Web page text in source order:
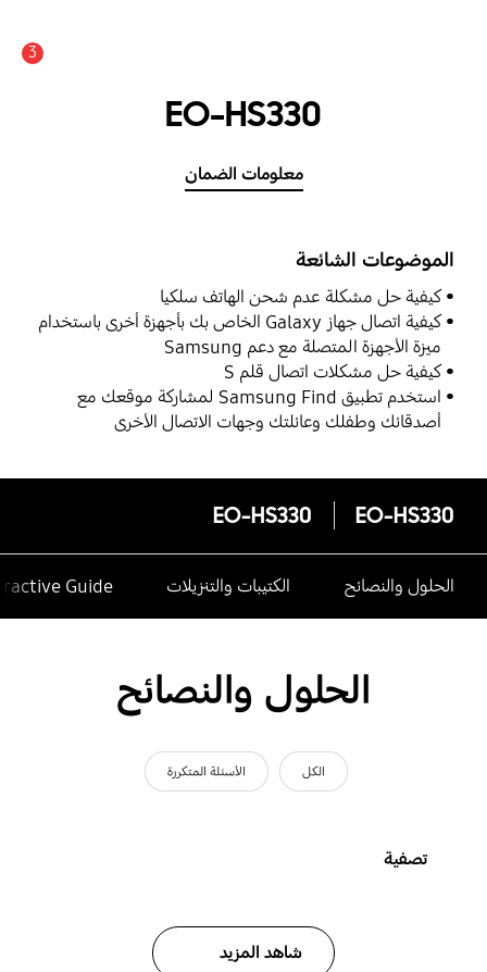
3
EO-HS330
معلومات الضمان
الموضوعات الشائعة
كيفية حل مشكلة عدم شحن الهاتف سلكيا
كيفية اتصال جهاز Galaxy الخاص بك بأجهزة أخرى باستخدام
ميزة الأجهزة المتصلة مع دعم Samsung
كيفية حل مشكلات اتصال قلم S
استخدم تطبيق Samsung Find لمشاركة موقعك مع
أصدقائك وطفلك وعائلتك وجهات الاتصال الأخرى
EO-HS330
EO-HS330
الحلول والنصائح الكتيبات والتنزيلات Guide
الحلول والنصائح
الكل الأسئلة المتكررة
تصفية
شاهد المزيد